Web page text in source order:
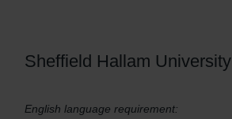
Sheffield Hallam University
English language requirement: